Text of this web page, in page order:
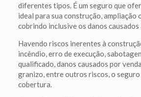
diferentes tipos. É um seguro que
ideal para sua construção, ampliação
cobrindo inclusive os danos
Havendo riscos inerentes à
incêndio, erro de execução,
qualificado, danos causados por
granizo, entre outros riscos, o
cobertura.